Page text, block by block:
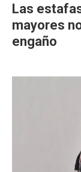
Las
mayores
engaño